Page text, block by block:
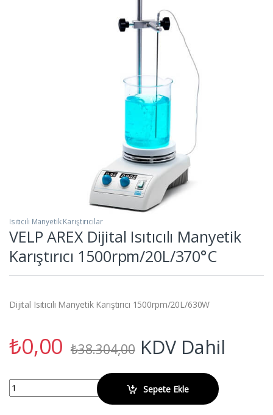
Isıtıcılı Manyetik Karıştırıcılar
VELP AREX Dijital Isıtıcılı Manyetik
Karıştırıcı 1500rpm/20L/370°C
Dijital Isıtıcılı Manyetik Karıştırıcı 1500rpm/20L/630W
₺0,00 ₺38.304,00 KDV Dahil
VELP AREX Dijital Isıtıcılı Manyetik Karıştırıcı 1500rpm/20L/370°C
Sepete Ekle